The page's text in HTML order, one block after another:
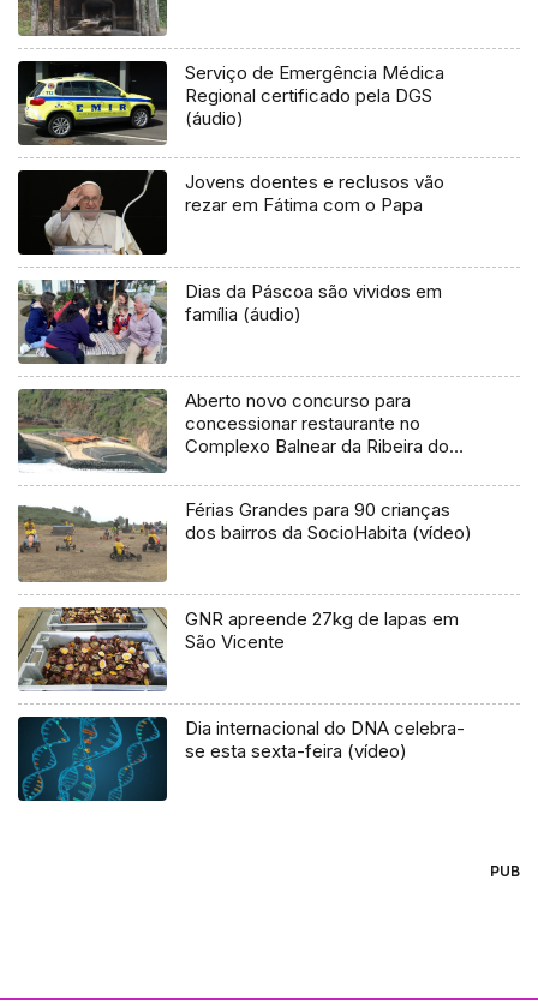
Serviço de Emergência Médica
Regional certificado pela DGS
(áudio)
Jovens doentes e reclusos vão
rezar em Fátima com o Papa
Dias da Páscoa são vividos em
família (áudio)
Aberto novo concurso para
concessionar restaurante no
Complexo Balnear da Ribeira do
Férias Grandes para 90 crianças
dos bairros da SocioHabita (vídeo)
GNR apreende 27kg de lapas em
São Vicente
Dia internacional do DNA celebra-
se esta sexta-feira (vídeo)
PUB